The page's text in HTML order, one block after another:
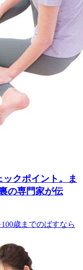
クポイント。ま
の専門家が伝
歳までのばすなら